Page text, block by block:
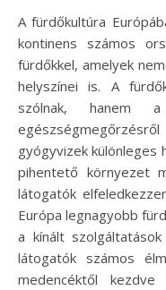
A fürdőkultúra Európában évszázadok óta jelen van, és a
kontinens számos
fürdőkkel, amelyek
helyszínei is. A
szólnak, hanem
gyógyvizek különleges
pihentető környezet
látogatók
Európa legnagyobb
a kínált
látogatók számos
medencéktől